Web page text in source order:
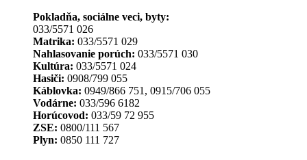
Pokladňa, sociálne veci, byty:
033/5571 026
Matrika: 033/5571 029
Nahlasovanie porúch: 033/5571 030
Kultúra: 033/5571 024
Hasiči: 0908/799 055
Káblovka: 0949/866 751, 0915/706 055
Vodárne: 033/596 6182
Horúcovod: 033/59 72 955
ZSE: 0800/111 567
Plyn: 0850 111 727